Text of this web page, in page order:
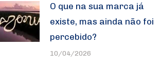
O que na sua marca já
existe, mas ainda não foi
percebido?
10/04/2026